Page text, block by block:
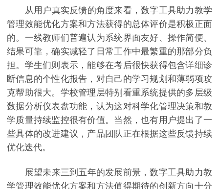
从用户真实反馈的角度来看，数字工具助力教学
管理效能优化方案和方法获得的总体评价是积极正面
的。一线教师们普遍认为系统界面友好、操作简便、
结果可靠，确实减轻了日常工作中最繁重的那部分负
担。学生们则表示，能够在考后很快获得包含详细诊
断信息的个性化报告，对自己的学习规划和薄弱项攻
克帮助很大。学校管理层特别看重系统提供的多层级
数据分析仪表盘功能，认为这对科学化管理决策和教
学质量持续监控很有价值。当然，也有用户提出了一
些具体的改进建议，产品团队正在根据这些反馈持续
优化迭代。
展望未来三到五年的发展前景，数字工具助力教
学管理效能优化方案和方法值得期待的创新方向十分